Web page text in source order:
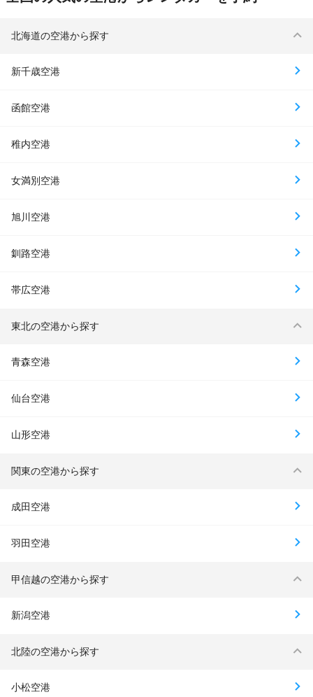
北海道の空港から探す
新千歳空港
函館空港
稚内空港
女満別空港
旭川空港
釧路空港
帯広空港
東北の空港から探す
青森空港
仙台空港
山形空港
関東の空港から探す
成田空港
羽田空港
甲信越の空港から探す
新潟空港
北陸の空港から探す
小松空港